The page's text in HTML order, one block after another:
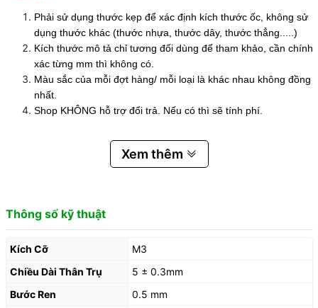
Phải sử dụng thước kẹp để xác định kích thước ốc, không sử
dụng thước khác (thước nhựa, thước dây, thước thẳng.....)
Kích thước mô tả chỉ tương đối dùng để tham khảo, cần chính
xác từng mm thì không có.
Màu sắc của mỗi đợt hàng/ mỗi loại là khác nhau không đồng
nhất.
Shop KHÔNG hỗ trợ đổi trả. Nếu có thì sẽ tính phí.
Xem thêm
Thông số kỹ thuật
Kích Cỡ
M3
Chiều Dài Thân Trụ
5 ± 0.3mm
Bước Ren
0.5 mm